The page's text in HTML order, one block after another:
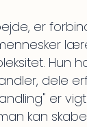
er
Hun
dele
er
kan